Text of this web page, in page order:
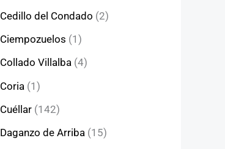
Cedillo del Condado (2)
Ciempozuelos (1)
Collado Villalba (4)
Coria (1)
Cuéllar (142)
Daganzo de Arriba (15)